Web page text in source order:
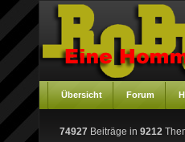
Übersicht Forum
74927 Beiträge in 9212